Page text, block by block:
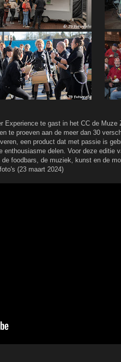
Experience te gast in het CC de Muze
te proeven aan de meer dan 30
een product dat met passie is
enthousiasme delen. Voor deze editie
foodbars, de muziek, kunst en de
(23 maart 2024)